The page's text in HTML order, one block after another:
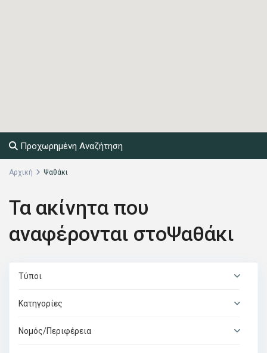
Προχωρημένη Αναζήτηση
Αρχική Ψαθάκι
Τα ακίνητα που
αναφέρονται στοΨαθάκι
Τύποι
Κατηγορίες
Νομός/Περιφέρεια